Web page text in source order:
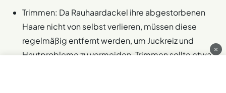
Trimmen: Da Rauhaardackel ihre abgestorbenen
Haare nicht von selbst verlieren, müssen diese
regelmäßig entfernt werden, um Juckreiz und
Hautprobleme zu vermeiden. Trimmen sollte etwa ×